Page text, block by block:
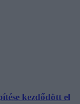
kezdődött el